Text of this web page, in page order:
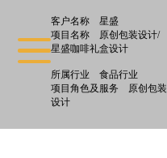
客户名称
星盛
项目名称
原创包装设计/
星盛咖啡礼盒设计
所属行业
食品行业
项目角色及服务
原创包装
设计